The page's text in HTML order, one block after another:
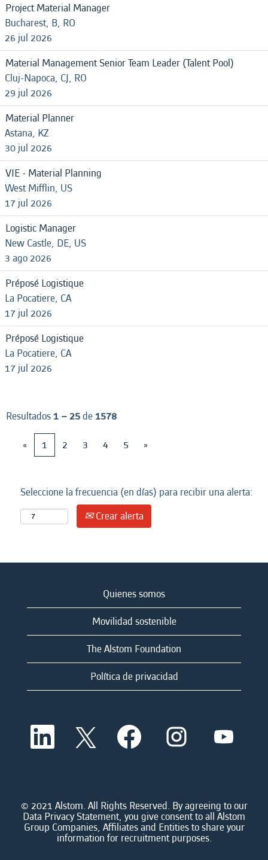
Project Material Manager
Bucharest, B, RO
26 jul 2026
Material Management Senior Team Leader (Talent Pool)
Cluj-Napoca, CJ, RO
29 jul 2026
Material Planner
Astana, KZ
30 jul 2026
VIE - Material Planning
West Mifflin, US
17 jul 2026
Logistic Manager
New Castle, DE, US
3 ago 2026
Préposé Logistique
La Pocatiere, CA
17 jul 2026
Préposé Logistique
La Pocatiere, CA
17 jul 2026
Resultados1 – 25de1578
«
1 2 3 4 5 »
Seleccione la frecuencia (en días) para recibir una alerta:
Crear alerta
Quienes somos
Movilidad sostenible
The Alstom Foundation
Política de privacidad
S
a
n
u
n
a
S
e
a
n
u
n
a
S
e
a
n
u
n
a
n
n
u
n
a
n
n
u
n
a
n
© 2021 Alstom. All Rights Reserved. By agreeing to our
Data Privacy Statement, you give consent to all Alstom
Group Companies, Affiliates and Entities to share your
information for recruitment purposes.